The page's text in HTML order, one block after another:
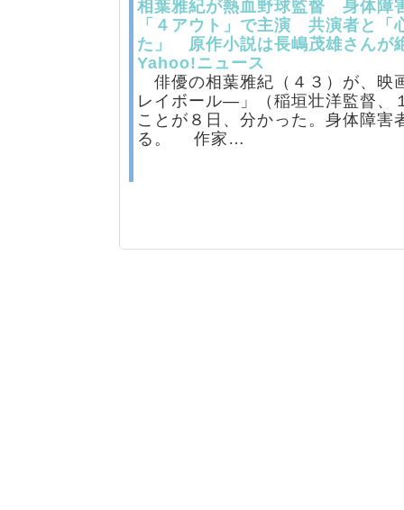
相葉雅紀が熱血野球監督 身体障
「４アウト」で主演 共演者と「
た」 原作小説は長嶋茂雄さんが
Yahoo!ニュース
俳優の相葉雅紀（４３）が、映
レイボール―」（稲垣壮洋監督、
ことが８日、分かった。身体障害
る。 作家…